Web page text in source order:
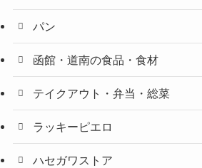
パン
函館・道南の食品・食材
テイクアウト・弁当・総菜
ラッキーピエロ
ハセガワストア